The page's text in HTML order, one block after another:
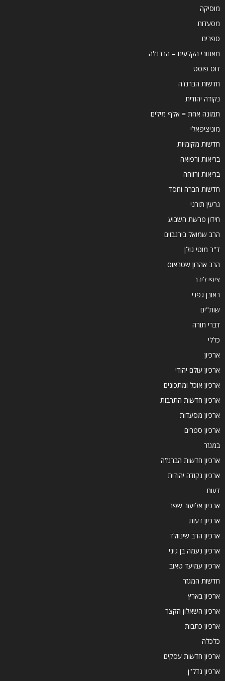
מוסיקה
מסעדות
ספרים
מאחורי הקלעים – הברנז'ה
דוס פוסט
חדשות הברנז'ה
נקודה יהודית
תמונה אחת = אלף מילים
מוניציפאלי
חדשות מקומיות
בריאות ורפואה
בריאות ורווחה
חדשות חברה וחסד
גרעין תורני
חידון פרשת השבוע
הרב שמואל בירנבוים
ד''ר מוטי גולן
הרב אהרון שטראוס
ציפי לידר
ראובן גפני
שות"ים
דברי תורה
כללי
ארכיון
ארכיון עולם יהודי
ארכיון אוכל ומתכונים
ארכיון חדשות התרבות
ארכיון מסעדות
ארכיון ספרים
במגזר
ארכיון חדשות הברנז'ה
ארכיון נקודה יהודית
דעות
ארכיון אליעזר שפר
ארכיון דעות
ארכיון הרב שינוולד
ארכיון נעמה בן גיגי
ארכיון עמיעד טאוב
חדשות המגזר
ארכיון בארץ
ארכיון השאלון הקצר
ארכיון כתבות
כלכלה
ארכיון חדשות עסקים
ארכיון נדל''ן